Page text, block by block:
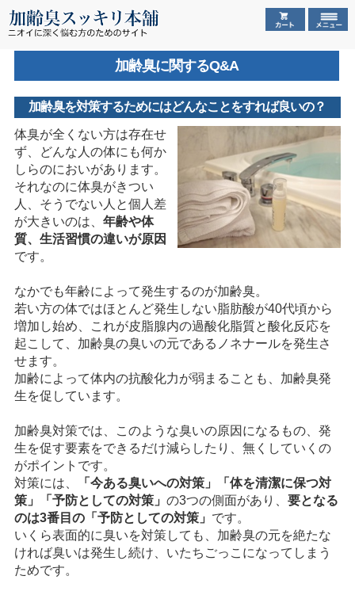
加齢臭に関するQ&A
加齢臭を対策するためにはどんなことをすれば良いの？
体臭が全くない方は存在せ
ず、どんな人の体にも何か
しらのにおいがあります。
それなのに体臭がきつい
人、そうでない人と個人差
が大きいのは、 年齢や体
質、生活習慣の違いが原因
です。
なかでも年齢によって発生するのが加齢臭。
若い方の体ではほとんど発生しない脂肪酸が40代頃から
増加し始め、これが皮脂腺内の過酸化脂質と酸化反応を
起こして、加齢臭の臭いの元であるノネナールを発生さ
せます。
加齢によって体内の抗酸化力が弱まることも、加齢臭発
生を促しています。
加齢臭対策では、このような臭いの原因になるもの、発
生を促す要素をできるだけ減らしたり、無くしていくの
がポイントです。
対策には、
「今ある臭いへの対策」「体を清潔に保つ対
策」「予防としての対策」 の3つの側面があり、 要となる
のは3番目の「予防としての対策」 です。
いくら表面的に臭いを対策しても、加齢臭の元を絶たな
ければ臭いは発生し続け、いたちごっこになってしまう
ためです。